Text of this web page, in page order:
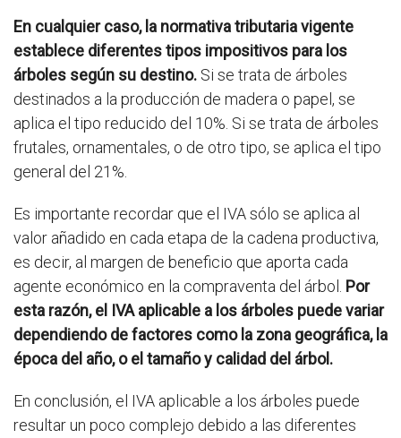
En cualquier caso, la normativa tributaria vigente
establece diferentes tipos impositivos para los
árboles según su destino. Si se trata de árboles
destinados a la producción de madera o papel, se
aplica el tipo reducido del 10%. Si se trata de árboles
frutales, ornamentales, o de otro tipo, se aplica el tipo
general del 21%.
Es importante recordar que el IVA sólo se aplica al
valor añadido en cada etapa de la cadena productiva,
es decir, al margen de beneficio que aporta cada
agente económico en la compraventa del árbol. Por
esta razón, el IVA aplicable a los árboles puede variar
dependiendo de factores como la zona geográfica, la
época del año, o el tamaño y calidad del árbol.
En conclusión, el IVA aplicable a los árboles puede
resultar un poco complejo debido a las diferentes